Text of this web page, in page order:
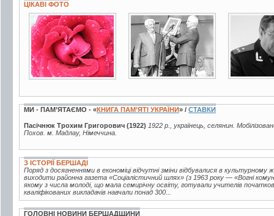
ЦІКАВІ ФОТО
2 фото 3 фото 5 фото
МИ - ПАМ’ЯТАЄМО - «КНИГА ПАМ’ЯТІ УКРАЇНИ» / СТАВКИ
Пасічнюк Трохим Григорович (1922) 1922 р., українець, селянин.
Похов. м. Мадлау, Німеччина.
З ІСТОРІЇ БЕРШАДІ
Поряд з досягненнями в економіці відчутні зміни відбувалися в
виходити районна газета «Соціалістичний шлях» (з 1963 року — «Вогні
якому з числа молоді, що мала семирічну освіту, готували учителів
кваліфікованих викладачів навчали понад 300...
ГОЛОВНІ НОВИНИ БЕРШАДЩИНИ